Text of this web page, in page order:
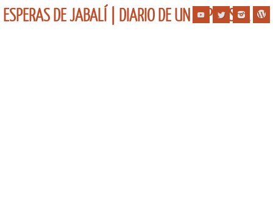
ESPERAS DE JABALÍ | DIARIO DE UN ESPERISTA